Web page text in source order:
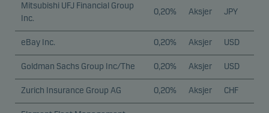
Mitsubishi UFJ Financial Group
Inc.
0,20% Aksjer JPY
eBay Inc. 0,20% Aksjer USD
Goldman Sachs Group Inc/The 0,20% Aksjer USD
Zurich Insurance Group AG 0,20% Aksjer CHF